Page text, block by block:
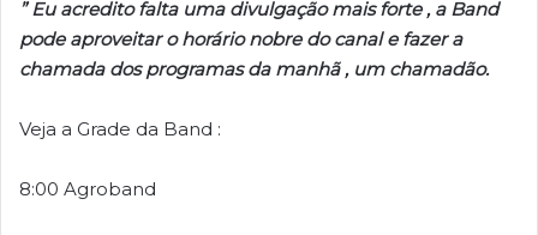
” Eu acredito falta uma divulgação mais forte , a Band
pode aproveitar o horário nobre do canal e fazer a
chamada dos programas da manhã , um chamadão.
Veja a Grade da Band :
8:00 Agroband